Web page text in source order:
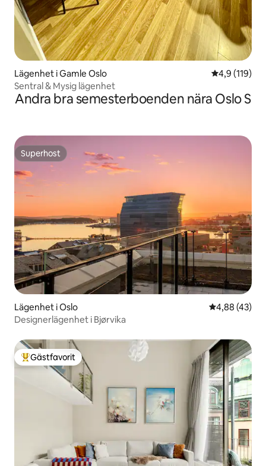
Lägenhet i Gamle Oslo 4,9 av 5 i
4,9 (119)
Sentral & Mysig lägenhet
Andra bra semesterboenden nära Oslo S
Superhost
Superhost
Lägenhet i Oslo 4,88 av 5 i
4,88 (43)
Designerlägenhet i Bjørvika
Populär gästfavorit
Gästfavorit